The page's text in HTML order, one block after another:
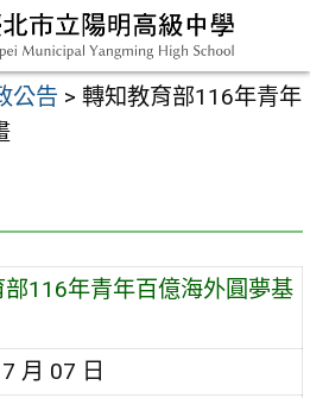
公告 > 轉知教育部116年青年
部116年青年百億海外圓夢基
月 07 日